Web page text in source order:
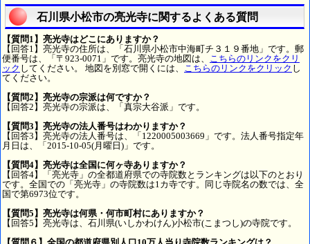
石川県小松市の亮光寺に関するよくある質問
【質問1】亮光寺はどこにありますか？
【回答1】亮光寺の住所は、「石川県小松市中海町チ３１９番地」です。郵
便番号は、「〒923-0071」です。亮光寺の地図は、 こちらのリンクをクリ
ック してください。 地図を別窓で開くには、 こちらのリンクをクリック し
てください。
【質問2】亮光寺の宗派は何ですか？
【回答2】亮光寺の宗派は、「真宗大谷派」です。
【質問3】亮光寺の法人番号はわかりますか？
【回答3】亮光寺の法人番号は、「1220005003669」です。法人番号指定年
月日は、「2015-10-05(月曜日)」です。
【質問4】亮光寺は全国に何ヶ寺ありますか？
【回答4】「亮光寺」の全都道府県での寺院数とランキングは以下のとおり
です。全国での「亮光寺」の寺院数は1カ寺です。同じ寺院名の数では、全
国で第6973位です。
【質問5】亮光寺は何県・何市町村にありますか？
【回答5】亮光寺は、石川県(いしかわけん)小松市(こまつし)の寺院です。